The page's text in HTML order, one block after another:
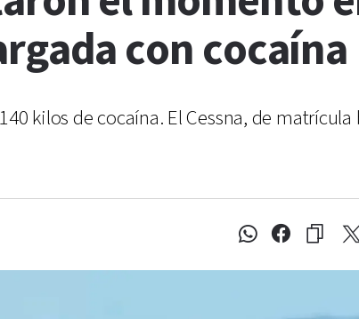
con cocaína
kilos de cocaína. El Cessna, de